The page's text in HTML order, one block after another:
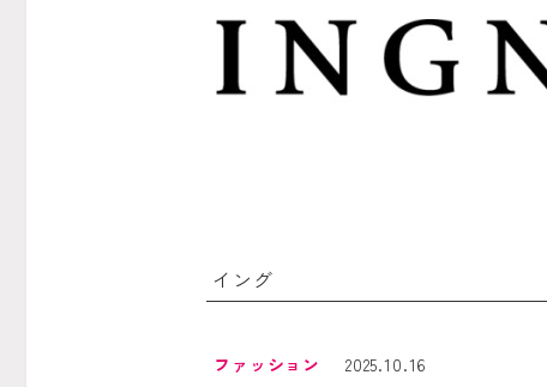
イング
ファッション 2025.10.16